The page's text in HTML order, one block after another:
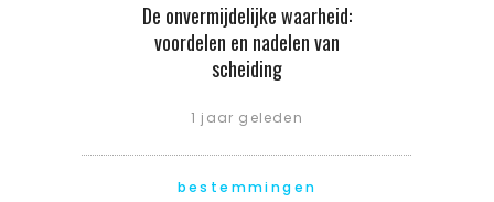
De onvermijdelijke waarheid:
voordelen en nadelen van
scheiding
1 jaar geleden
bestemmingen